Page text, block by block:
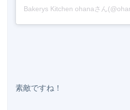
素敵ですね！